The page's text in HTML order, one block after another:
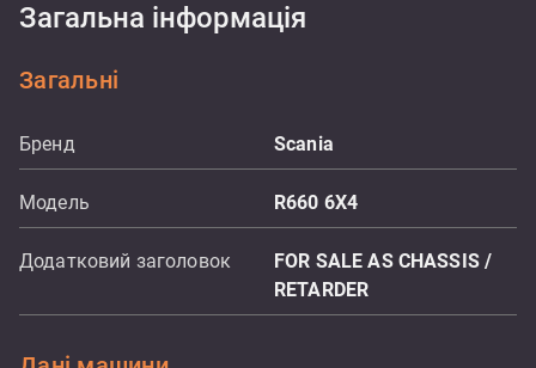
Загальна інформація
Загальні
Бренд Scania
Модель R660 6X4
Додатковий заголовок
FOR SALE AS CHASSIS /
RETARDER